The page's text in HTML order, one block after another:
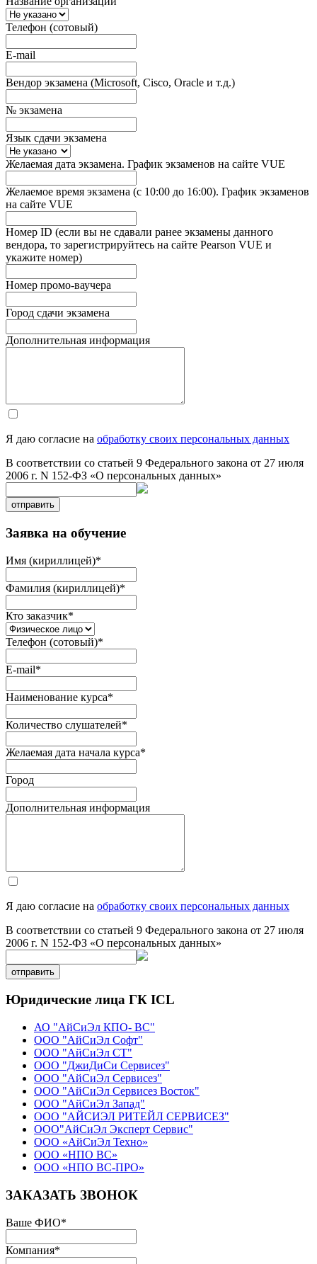
Телефон (сотовый)
E-mail
Вендор экзамена (Microsoft, Cisco, Oracle и т.д.)
№ экзамена
Язык сдачи экзамена
Желаемая дата экзамена. График экзаменов на сайте VUE
Желаемое время экзамена (с 10:00 до 16:00). График экзаменов
на сайте VUE
Номер ID (если вы не сдавали ранее экзамены данного
вендора, то зарегистрируйтесь на сайте Pearson VUE и
укажите номер)
Номер промо-ваучера
Город сдачи экзамена
Дополнительная информация
Я даю согласие на обработку своих персональных данных
В соответствии со статьей 9 Федерального закона от 27 июля
2006 г. N 152-ФЗ «О персональных данных»
отправить
Заявка на обучение
Имя (кириллицей)*
Фамилия (кириллицей)*
Кто заказчик*
Телефон (сотовый)*
E-mail*
Наименование курса*
Количество слушателей*
Желаемая дата начала курса*
Город
Дополнительная информация
Я даю согласие на обработку своих персональных данных
В соответствии со статьей 9 Федерального закона от 27 июля
2006 г. N 152-ФЗ «О персональных данных»
отправить
Юридические лица ГК ICL
АО "АйСиЭл КПО- ВС"
ООО "АйСиЭл Софт"
ООО "АйСиЭл СТ"
ООО "ДжиДиСи Сервисез"
ООО "АйСиЭл Сервисез"
ООО "АйСиЭл Сервисез Восток"
ООО "АйСиЭл Запад"
ООО "АЙСИЭЛ РИТЕЙЛ СЕРВИСЕЗ"
ООО"АйСиЭл Эксперт Сервис"
ООО «АйСиЭл Техно»
ООО «НПО ВС»
ООО «НПО ВС-ПРО»
ЗАКАЗАТЬ ЗВОНОК
Ваше ФИО*
Компания*